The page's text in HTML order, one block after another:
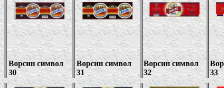
Ворсин символ
30
Ворсин символ
31
Ворсин символ
32
33